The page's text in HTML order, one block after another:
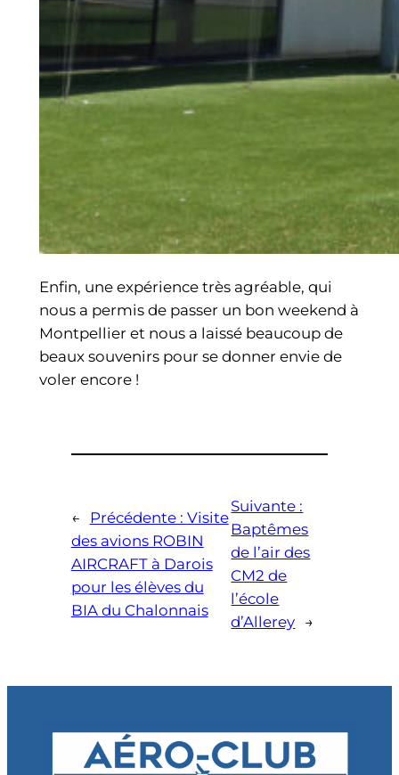
Enfin, une expérience très agréable, qui
nous a permis de passer un bon weekend à
Montpellier et nous a laissé beaucoup de
beaux souvenirs pour se donner envie de
voler encore !
← Précédente : Visite
des avions ROBIN
AIRCRAFT à Darois
pour les élèves du
BIA du Chalonnais
Suivante :
Baptêmes
de l’air des
CM2 de
l’école
d’Allerey →